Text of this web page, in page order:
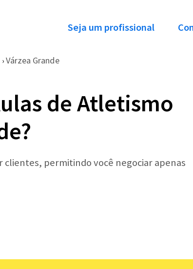
Seja um profissional
› Várzea Grande
de Atletismo
clientes, permitindo você negociar apenas